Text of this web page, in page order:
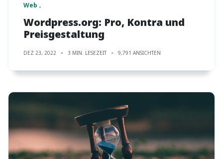
Web
Wordpress.org: Pro, Kontra und
Preisgestaltung
DEZ 23, 2022 3 MIN. LESEZEIT 9,791 ANSICHTEN